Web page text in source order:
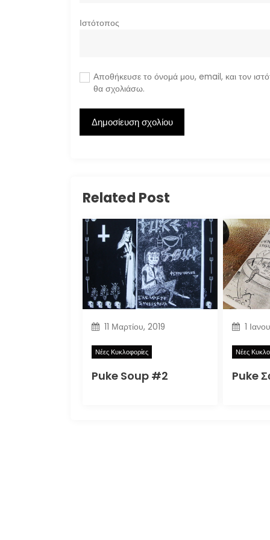
Ιστότοπος
Αποθήκευσε το όνομά μου, email, και τον
θα σχολιάσω.
Related Post
11 Μαρτίου, 2019
Νέες Κυκλοφορίες
Puke Soup #2
1
Νέες